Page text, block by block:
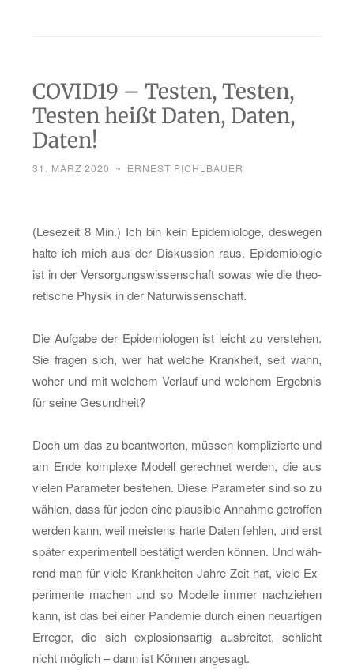
COVID19 – Testen, Testen,
Testen heißt Daten, Daten,
Daten!
31. MÄRZ 2020 ~ ERNEST PICHLBAUER
(Le­se­zeit 8 Min.) Ich bin kein Epi­de­mio­lo­ge, des­we­gen
halte ich mich aus der Dis­kus­si­on raus. Epi­de­mio­lo­gie
ist in der Ver­sor­gungs­wis­sen­schaft sowas wie die theo­
re­ti­sche Phy­sik in der Na­tur­wis­sen­schaft.
Die Auf­ga­be der Epi­de­mio­lo­gen ist leicht zu ver­ste­hen.
Sie fra­gen sich, wer hat wel­che Krank­heit, seit wann,
woher und mit wel­chem Ver­lauf und wel­chem Er­geb­nis
für seine Ge­sund­heit?
Doch um das zu be­ant­wor­ten, müs­sen kom­pli­zier­te und
am Ende kom­ple­xe Mo­dell ge­rech­net wer­den, die aus
vie­len Pa­ra­me­ter be­ste­hen. Diese Pa­ra­me­ter sind so zu
wäh­len, dass für jeden eine plau­si­ble An­nah­me ge­trof­fen
wer­den kann, weil meis­tens harte Daten feh­len, und erst
spä­ter ex­pe­ri­men­tell be­stä­tigt wer­den kön­nen. Und wäh­
rend man für viele Krank­hei­ten Jahre Zeit hat, viele Ex­
pe­ri­men­te ma­chen und so Mo­del­le immer nach­zie­hen
kann, ist das bei einer Pan­de­mie durch einen neu­ar­ti­gen
Er­re­ger, die sich ex­plo­si­ons­ar­tig aus­brei­tet, schlicht
nicht mög­lich – dann ist Kön­nen an­ge­sagt.